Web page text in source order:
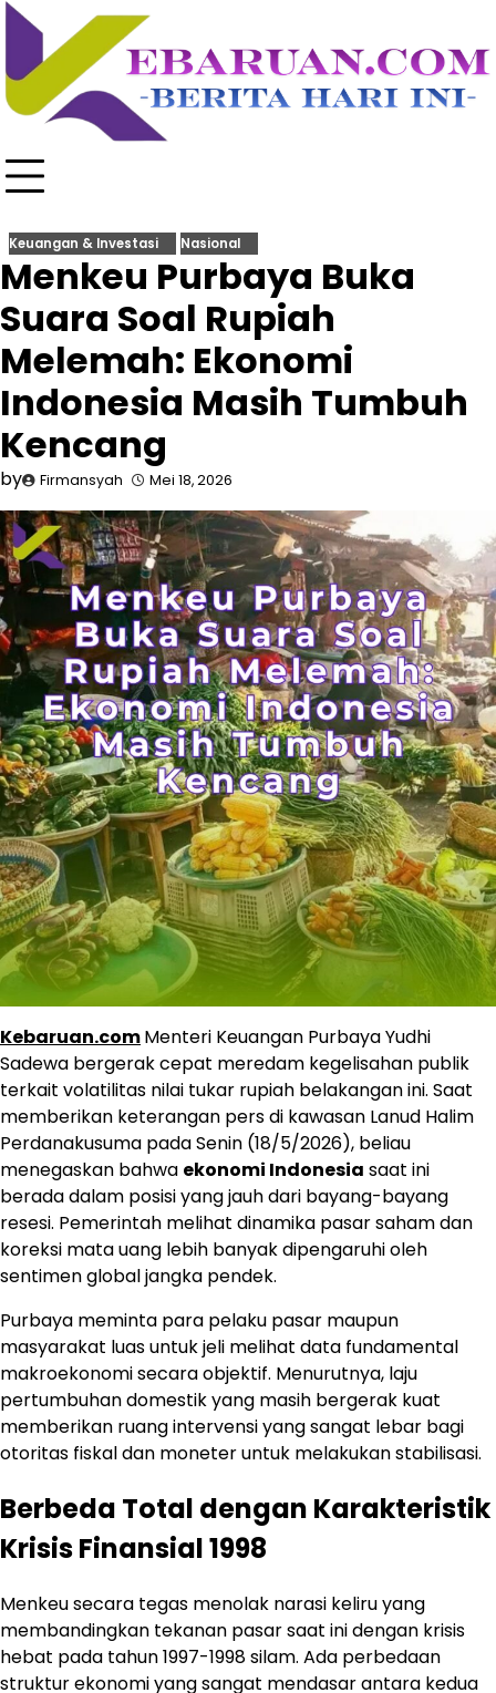
Skip
content
Keuangan & Investasi Nasional
Menkeu Purbaya Buka
Suara Soal Rupiah
Melemah: Ekonomi
Indonesia Masih Tumbuh
Kencang
by Firmansyah Mei 18, 2026
Kebaruan.comMenteri Keuangan Purbaya Yudhi
Sadewa bergerak cepat meredam kegelisahan publik
terkait volatilitas nilai tukar rupiah belakangan ini. Saat
memberikan keterangan pers di kawasan Lanud Halim
Perdanakusuma pada Senin (18/5/2026), beliau
menegaskan bahwa ekonomi Indonesia saat ini
berada dalam posisi yang jauh dari bayang-bayang
resesi. Pemerintah melihat dinamika pasar saham dan
koreksi mata uang lebih banyak dipengaruhi oleh
sentimen global jangka pendek.
Purbaya meminta para pelaku pasar maupun
masyarakat luas untuk jeli melihat data fundamental
makroekonomi secara objektif. Menurutnya, laju
pertumbuhan domestik yang masih bergerak kuat
memberikan ruang intervensi yang sangat lebar bagi
otoritas fiskal dan moneter untuk melakukan stabilisasi.
Berbeda Total dengan Karakteristik
Krisis Finansial 1998
Menkeu secara tegas menolak narasi keliru yang
membandingkan tekanan pasar saat ini dengan krisis
hebat pada tahun 1997-1998 silam. Ada perbedaan
struktur ekonomi yang sangat mendasar antara kedua